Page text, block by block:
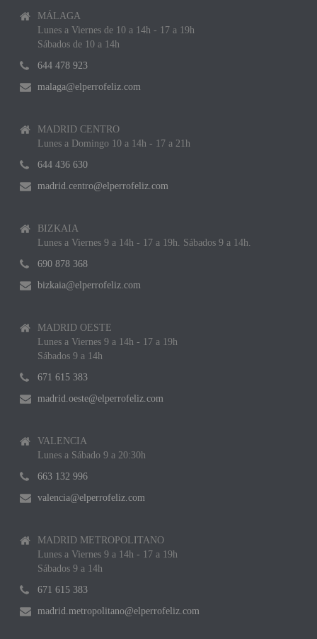
MÁLAGA
Lunes a Viernes de 10 a 14h - 17 a 19h
Sábados de 10 a 14h
644 478 923
malaga@elperrofeliz.com
MADRID CENTRO
Lunes a Domingo 10 a 14h - 17 a 21h
644 436 630
madrid.centro@elperrofeliz.com
BIZKAIA
Lunes a Viernes 9 a 14h - 17 a 19h. Sábados 9 a 14h.
690 878 368
bizkaia@elperrofeliz.com
MADRID OESTE
Lunes a Viernes 9 a 14h - 17 a 19h
Sábados 9 a 14h
671 615 383
madrid.oeste@elperrofeliz.com
VALENCIA
Lunes a Sábado 9 a 20:30h
663 132 996
valencia@elperrofeliz.com
MADRID METROPOLITANO
Lunes a Viernes 9 a 14h - 17 a 19h
Sábados 9 a 14h
671 615 383
madrid.metropolitano@elperrofeliz.com